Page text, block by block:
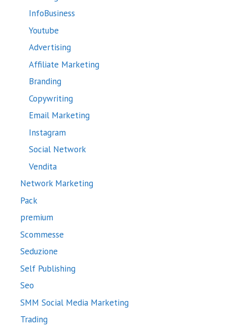
InfoBusiness
Youtube
Advertising
Affiliate Marketing
Branding
Copywriting
Email Marketing
Instagram
Social Network
Vendita
Network Marketing
Pack
premium
Scommesse
Seduzione
Self Publishing
Seo
SMM Social Media Marketing
Trading